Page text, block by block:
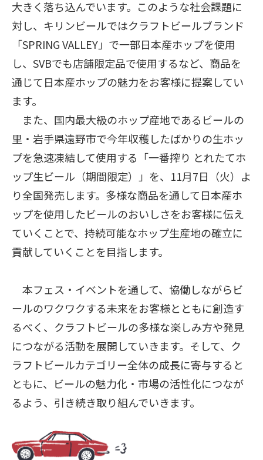
大きく落ち込んでいます。このような社会課題に
対し、キリンビールではクラフトビールブランド
「SPRING VALLEY」で一部日本産ホップを使用
し、SVBでも店舗限定品で使用するなど、商品を
通じて日本産ホップの魅力をお客様に提案してい
ます。
また、国内最大級のホップ産地であるビールの
里・岩手県遠野市で今年収穫したばかりの生ホッ
プを急速凍結して使用する「一番搾り とれたてホ
ップ生ビール（期間限定）」を、11月7日（火）よ
り全国発売します。多様な商品を通して日本産ホ
ップを使用したビールのおいしさをお客様に伝え
ていくことで、持続可能なホップ生産地の確立に
貢献していくことを目指します。
本フェス・イベントを通して、協働しながらビ
ールのワクワクする未来をお客様とともに創造す
るべく、クラフトビールの多様な楽しみ方や発見
につながる活動を展開していきます。そして、ク
ラフトビールカテゴリー全体の成長に寄与すると
ともに、ビールの魅力化・市場の活性化につなが
るよう、引き続き取り組んでいきます。